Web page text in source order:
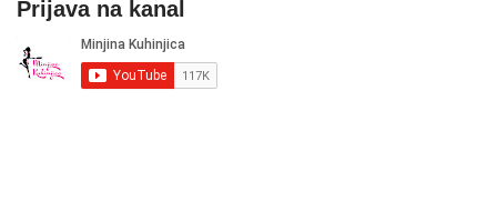
Prijava na kanal